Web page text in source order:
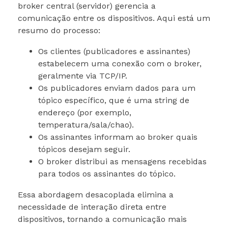
broker central (servidor) gerencia a
comunicação entre os dispositivos. Aqui está um
resumo do processo:
Os clientes (publicadores e assinantes)
estabelecem uma conexão com o broker,
geralmente via TCP/IP.
Os publicadores enviam dados para um
tópico específico, que é uma string de
endereço (por exemplo,
temperatura/sala/chao).
Os assinantes informam ao broker quais
tópicos desejam seguir.
O broker distribui as mensagens recebidas
para todos os assinantes do tópico.
Essa abordagem desacoplada elimina a
necessidade de interação direta entre
dispositivos, tornando a comunicação mais